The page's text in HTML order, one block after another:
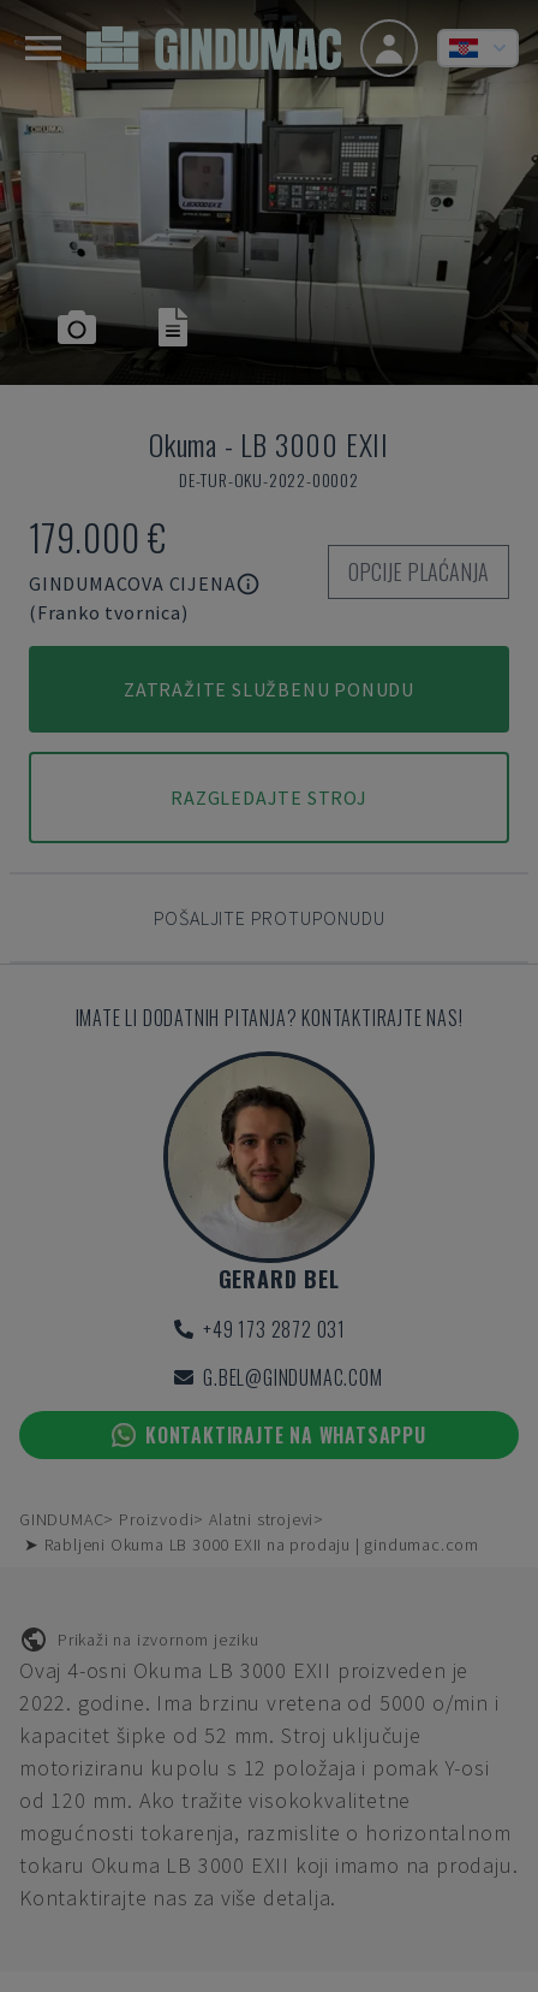
Okuma - LB 3000 EXII
DE-TUR-OKU-2022-00002
179.000 €
GINDUMACOVA CIJENA
(Franko tvornica)
OPCIJE PLAĆANJA
ZATRAŽITE SLUŽBENU PONUDU
RAZGLEDAJTE STROJ
POŠALJITE PROTUPONUDU
IMATE LI DODATNIH PITANJA? KONTAKTIRAJTE NAS!
GERARD BEL
+49 173 2872 031
G.BEL@GINDUMAC.COM
KONTAKTIRAJTE NA WHATSAPPU
GINDUMAC Proizvodi
Alatni strojevi
➤ Rabljeni Okuma LB 3000 EXII na prodaju | gindumac.com
Prikaži na izvornom jeziku
Ovaj 4-osni Okuma LB 3000 EXII proizveden je
2022. godine. Ima brzinu vretena od 5000 o/min i
kapacitet šipke od 52 mm. Stroj uključuje
motoriziranu kupolu s 12 položaja i pomak Y-osi
od 120 mm. Ako tražite visokokvalitetne
mogućnosti tokarenja, razmislite o horizontalnom
tokaru Okuma LB 3000 EXII koji imamo na prodaju.
Kontaktirajte nas za više detalja.